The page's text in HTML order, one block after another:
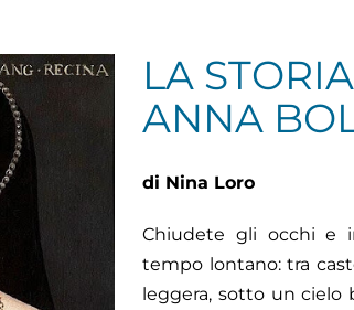
LA
ANNA
di Nina Loro
Chiudete gli occhi e
tempo lontano: tra
leggera, sotto un cielo